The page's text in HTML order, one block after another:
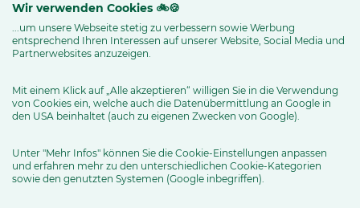
NEWS & TRENDS
BIKE&CO setzt als erste große
Leasing-Check
den Zugang zu Leasing-Check bereit.
Wir verwenden Cookies 🚲🍪
...um unsere Webseite stetig zu verbessern sowie Werbung
entsprechend Ihren Interessen auf unserer Website, Social Media und
Partnerwebsites anzuzeigen.
Mit einem Klick auf „Alle akzeptieren“ willigen Sie in die Verwendung
von Cookies ein, welche auch die Datenübermittlung an Google in
den USA beinhaltet (auch zu eigenen Zwecken von Google).
Unter "Mehr Infos" können Sie die Cookie-Einstellungen anpassen
und erfahren mehr zu den unterschiedlichen Cookie-Kategorien
sowie den genutzten Systemen (Google inbegriffen).